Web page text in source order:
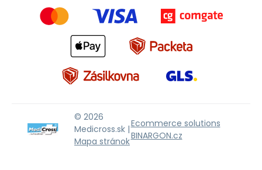
© 2026
Medicross.sk |
Mapa stránok
Ecommerce solutions
BINARGON.cz